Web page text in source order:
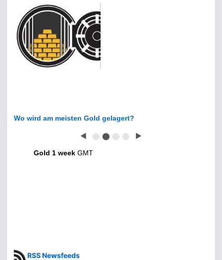
Wo wird am meisten Gold gelagert?
◀ ⬤ ⬤ ⬤ ⬤ ▶
Gold 1 week GMT
RSS Newsfeeds